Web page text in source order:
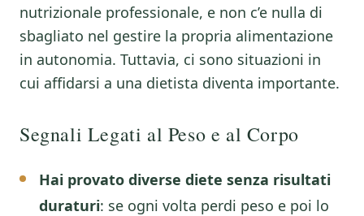
nutrizionale professionale, e non c’e nulla di
sbagliato nel gestire la propria alimentazione
in autonomia. Tuttavia, ci sono situazioni in
cui affidarsi a una dietista diventa importante.
Segnali Legati al Peso e al Corpo
Hai provato diverse diete senza risultati
duraturi: se ogni volta perdi peso e poi lo